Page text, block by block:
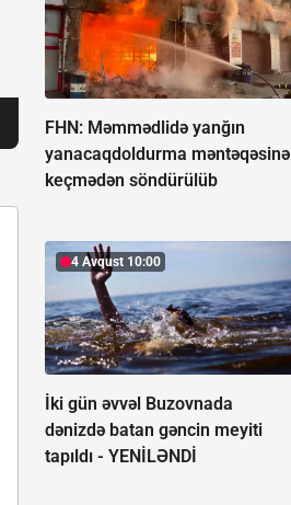
FHN: Məmmədlidə yanğın
yanacaqdoldurma məntəqəsinə
keçmədən söndürülüb
4 Avqust 10:00
İki gün əvvəl Buzovnada
dənizdə batan gəncin meyiti
tapıldı - YENİLƏNDİ